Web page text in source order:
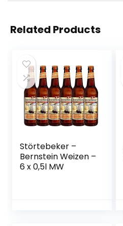
Related Products
Störtebeker –
Bernstein Weizen –
6 x 0,5l MW